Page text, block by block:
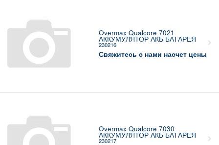
Overmax Qualcore 7021
АККУМУЛЯТОР АКБ БАТАРЕЯ
230216
Свяжитесь с нами насчет цены
Overmax Qualcore 7030
АККУМУЛЯТОР АКБ БАТАРЕЯ
230217